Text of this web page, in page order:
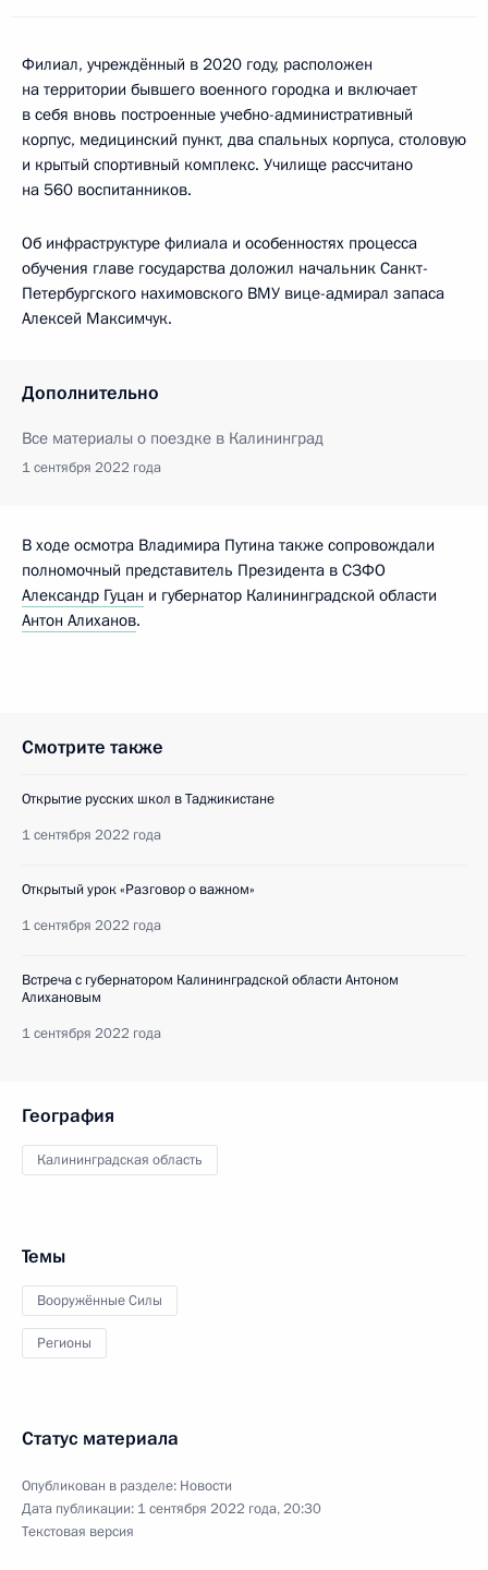
Филиал, учреждённый в 2020 году, расположен
на территории бывшего военного городка и включает
в себя вновь построенные учебно-административный
корпус, медицинский пункт, два спальных корпуса, столовую
и крытый спортивный комплекс. Училище рассчитано
на 560 воспитанников.
Об инфраструктуре филиала и особенностях процесса
обучения главе государства доложил начальник Санкт-
Петербургского нахимовского ВМУ вице-адмирал запаса
Алексей Максимчук.
Дополнительно
Все материалы о поездке в Калининград
1 сентября 2022 года
В ходе осмотра Владимира Путина также сопровождали
полномочный представитель Президента в СЗФО
Александр Гуцан и губернатор Калининградской области
Антон Алиханов.
Смотрите также
Открытие русских школ в Таджикистане
1 сентября 2022 года
Открытый урок «Разговор о важном»
1 сентября 2022 года
Встреча с губернатором Калининградской области Антоном
Алихановым
1 сентября 2022 года
География
Калининградская область
Темы
Вооружённые Силы
Регионы
Статус материала
Опубликован в разделе: Новости
Дата публикации: 1 сентября 2022 года, 20:30
Текстовая версия